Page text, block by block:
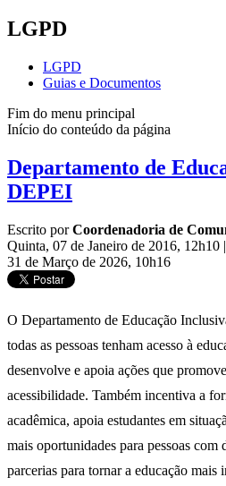
LGPD
LGPD
Guias e Documentos
Fim do menu principal
Início do conteúdo da página
Departamento de
DEPEI
Escrito porCoordenadoria de
Quinta, 07 de Janeiro de 2016, 12h10 |
31 de Março de 2026, 10h16
O Departamento de Educação
todas as pessoas tenham acesso à
desenvolve e apoia ações que
acessibilidade. Também incentiva a
acadêmica, apoia estudantes em
mais oportunidades para pessoas com
parcerias para tornar a educação mais